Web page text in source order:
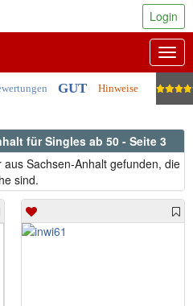
GUT Hinweise
Login
für Singles ab 50 - Seite 3
Sachsen-Anhalt gefunden, die
sind.